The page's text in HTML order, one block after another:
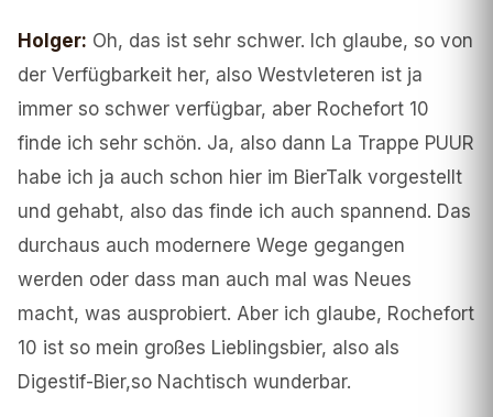
Holger: Oh, das ist sehr schwer. Ich glaube, so von
der Verfügbarkeit her, also Westvleteren ist ja
immer so schwer verfügbar, aber Rochefort 10
finde ich sehr schön. Ja, also dann La Trappe PUUR
habe ich ja auch schon hier im BierTalk vorgestellt
und gehabt, also das finde ich auch spannend. Das
durchaus auch modernere Wege gegangen
werden oder dass man auch mal was Neues
macht, was ausprobiert. Aber ich glaube, Rochefort
10 ist so mein großes Lieblingsbier, also als
Digestif-Bier,so Nachtisch wunderbar.